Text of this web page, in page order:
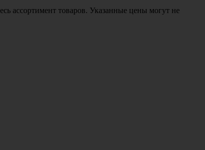
ассортимент товаров. Указанные цены могут не